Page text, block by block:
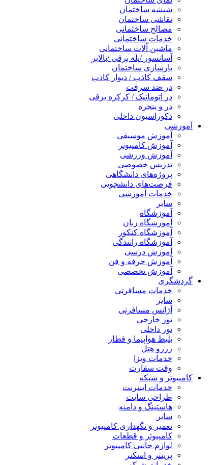
شیشه ساختمان
نقاشی ساختمان
مصالح ساختمانی
خدمات ساختمانی
ماشین آلات ساختمانی
آسانسور /پله برقی /بالابر
بازسازی ساختمان
سقف کاذب / دیوار کاذب
در ضد سرقت
در اتوماتیک / کرکره برقی
در و پنجره
دکوراسیون داخلی
آموزشی
آموزش موسیقی
آموزش کامپیوتر
آموزش ورزشی
تدریس خصوصی
پروژه‌های دانشگاهی
فرصت‌های دانشجویی
خدمات آموزشی
سایر
آموزشگاه
آموزشگاه زبان
آموزشگاه کنکور
آموزشگاه رانندگی
آموزش درسی
آموزش حرفه و فن
آموزش تخصصی
گردشگری
خدمات مسافرتی
سایر
آژانس مسافرتی
تور خارجی
تور داخلی
بلیط هواپیما و قطار
رزرو هتل
خدمات ویزا
وقت سفارت
کامپیوتر و شبکه
خدمات اینترنت
طراحی سایت
هاستینگ و دامنه
سایر
تعمیر و نگهداری کامپیوتر
کامپیوتر و قطعات
لوازم جانبی کامپیوتر
پرینتر و اسکنر